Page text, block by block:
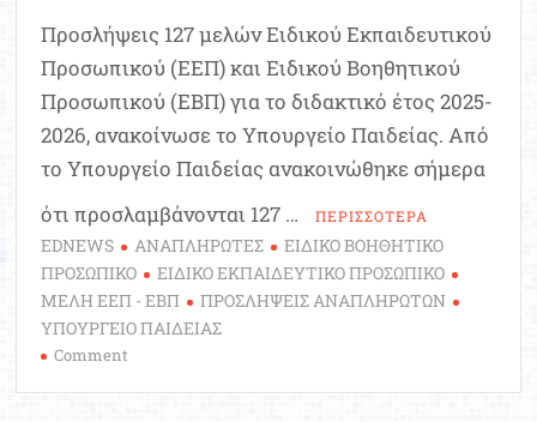
Προσλήψεις 127 μελών Ειδικού Εκπαιδευτικού
Προσωπικού (ΕΕΠ) και Ειδικού Βοηθητικού
Προσωπικού (ΕΒΠ) για το διδακτικό έτος 2025-
2026, ανακοίνωσε το Υπουργείο Παιδείας. Από
το Υπουργείο Παιδείας ανακοινώθηκε σήμερα
ότι προσλαμβάνονται 127 …
ΠΕΡΙΣΣΟΤΕΡΑ
EDNEWS ΑΝΑΠΛΗΡΩΤΕΣ
ΕΙΔΙΚΟ ΒΟΗΘΗΤΙΚΟ
ΠΡΟΣΩΠΙΚΟ
ΕΙΔΙΚΟ ΕΚΠΑΙΔΕΥΤΙΚΟ ΠΡΟΣΩΠΙΚΟ
ΜΕΛΗ ΕΕΠ - ΕΒΠ
ΠΡΟΣΛΗΨΕΙΣ ΑΝΑΠΛΗΡΩΤΩΝ
ΥΠΟΥΡΓΕΙΟ ΠΑΙΔΕΙΑΣ
Comment